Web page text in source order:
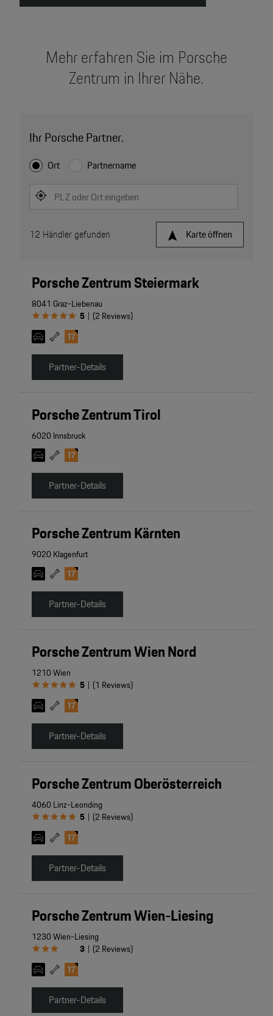
Mehr erfahren Sie im Porsche
Zentrum in Ihrer Nähe.
Ihr Porsche Partner.
Ort Partnername
PLZ oder Ort eingeben
Karte öffnen
12 Händler gefunden
Porsche Zentrum Steiermark
8041 Graz-Liebenau
5 | (2 Reviews)
Partner-Details
Porsche Zentrum Tirol
6020 Innsbruck
Partner-Details
Porsche Zentrum Kärnten
9020 Klagenfurt
Partner-Details
Porsche Zentrum Wien Nord
1210 Wien
5 | (1 Reviews)
Partner-Details
Porsche Zentrum Oberösterreich
4060 Linz-Leonding
5 | (2 Reviews)
Partner-Details
Porsche Zentrum Wien-Liesing
1230 Wien-Liesing
3 | (2 Reviews)
Partner-Details